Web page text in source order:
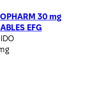
30 mg
EFG